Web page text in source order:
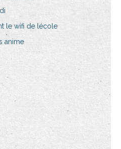
le wifi de lécole
anime